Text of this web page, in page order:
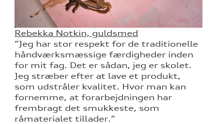
Rebekka Notkin, guldsmed
”Jeg har stor respekt for de traditionelle
håndværksmæssige færdigheder inden
for mit fag. Det er sådan, jeg er skolet.
Jeg stræber efter at lave et produkt,
som udstråler kvalitet. Hvor man kan
fornemme, at forarbejdningen har
frembragt det smukkeste, som
råmaterialet tillader.”